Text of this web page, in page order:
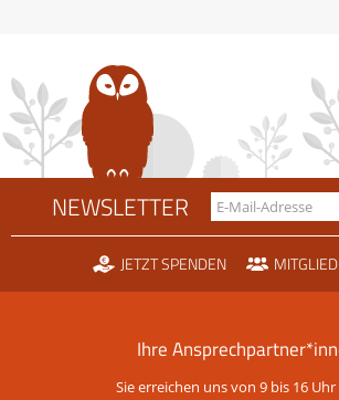
NEWSLETTER
JETZT SPENDEN
Ihre
Sie erreichen uns von 9 bis 16